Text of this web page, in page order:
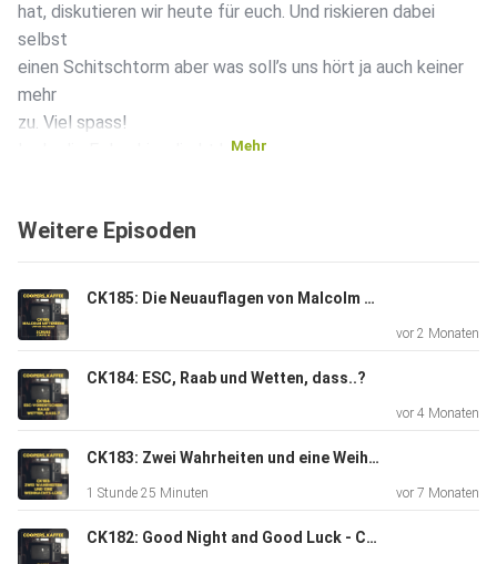
hat, diskutieren wir heute für euch. Und riskieren dabei
selbst
einen Schitschtorm aber was soll’s uns hört ja auch keiner
mehr
zu. Viel spass!
Lade die Folge hier direkt herunter.
Mehr
Weitere Episoden
CK185: Die Neuauflagen von Malcolm mittendrin und Scrubs
vor 2 Monaten
CK184: ESC, Raab und Wetten, dass..?
vor 4 Monaten
CK183: Zwei Wahrheiten und eine Weihnachts-Lüge
1 Stunde 25 Minuten vor 7 Monaten
CK182: Good Night and Good Luck - Colbert und das Ende der Latenight?